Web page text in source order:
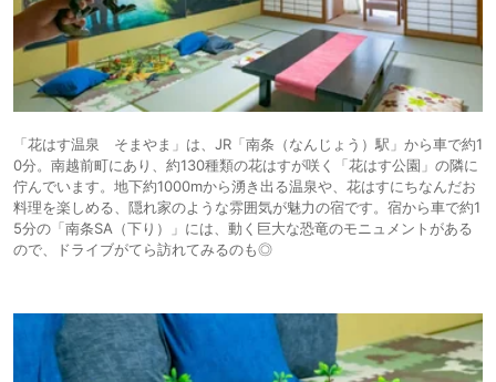
「花はす温泉 そまやま」は、JR「南条（なんじょう）駅」から車で約1
0分。南越前町にあり、約130種類の花はすが咲く「花はす公園」の隣に
佇んでいます。地下約1000mから湧き出る温泉や、花はすにちなんだお
料理を楽しめる、隠れ家のような雰囲気が魅力の宿です。宿から車で約1
5分の「南条SA（下り）」には、動く巨大な恐竜のモニュメントがある
ので、ドライブがてら訪れてみるのも◎